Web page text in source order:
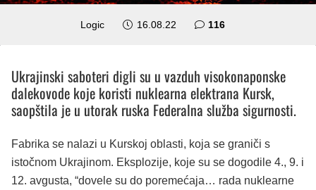
Logic 16.08.22 116komentara
Ukrajinski saboteri digli su u vazduh visokonaponske
dalekovode koje koristi nuklearna elektrana Kursk,
saopštila je u utorak ruska Federalna služba sigurnosti.
Fabrika se nalazi u Kurskoj oblasti, koja se graniči s
istočnom Ukrajinom. Eksplozije, koje su se dogodile 4., 9. i
12. avgusta, “dovele su do poremećaja… rada nuklearne